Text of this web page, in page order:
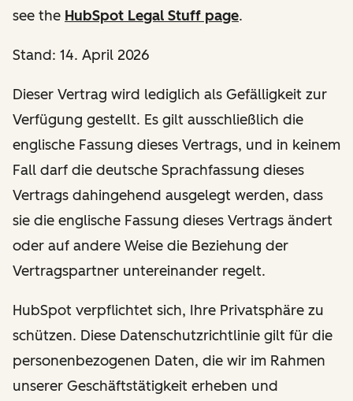
see the HubSpot Legal Stuff page.
Stand: 14. April 2026
Dieser Vertrag wird lediglich als Gefälligkeit zur
Verfügung gestellt. Es gilt ausschließlich die
englische Fassung dieses Vertrags, und in keinem
Fall darf die deutsche Sprachfassung dieses
Vertrags dahingehend ausgelegt werden, dass
sie die englische Fassung dieses Vertrags ändert
oder auf andere Weise die Beziehung der
Vertragspartner untereinander regelt.
HubSpot verpflichtet sich, Ihre Privatsphäre zu
schützen. Diese Datenschutzrichtlinie gilt für die
personenbezogenen Daten, die wir im Rahmen
unserer Geschäftstätigkeit erheben und